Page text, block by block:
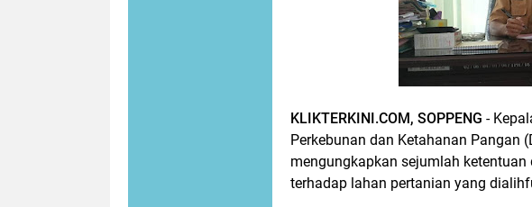
KLIKTERKINI.COM, SOPPENG -
Perkebunan dan Ketahanan Pangan
mengungkapkan sejumlah
terhadap lahan pertanian yang